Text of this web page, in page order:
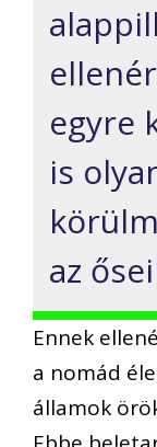
egyre
is
az
Ennek
a nomád
államok